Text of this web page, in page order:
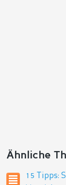
Ähnliche
15 Tipps: